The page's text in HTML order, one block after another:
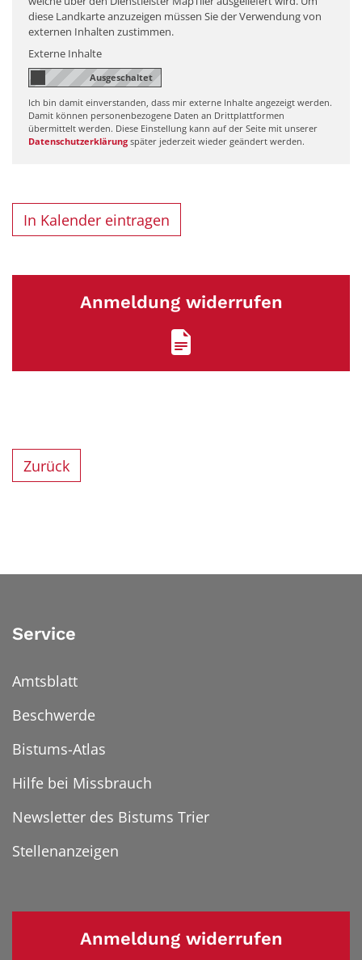
diese Landkarte anzuzeigen müssen Sie der Verwendung von
externen Inhalten zustimmen.
Externe Inhalte
Ich bin damit einverstanden, dass mir externe Inhalte angezeigt werden.
Damit können personenbezogene Daten an Drittplattformen
übermittelt werden. Diese Einstellung kann auf der Seite mit unserer
Datenschutzerklärung später jederzeit wieder geändert werden.
In Kalender eintragen
Anmeldung widerrufen
Zurück
Service
Amtsblatt
Beschwerde
Bistums-Atlas
Hilfe bei Missbrauch
Newsletter des Bistums Trier
Stellenanzeigen
Anmeldung widerrufen